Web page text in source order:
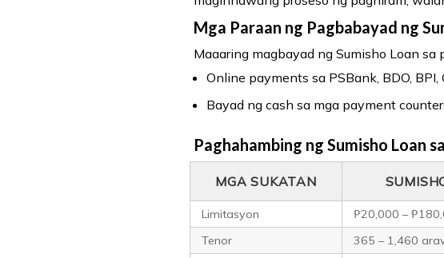
Mga Paraan ng Pagbabayad ng
Maaaring magbayad ng Sumisho Loan sa
Online payments sa PSBank, BDO, BPI,
Bayad ng cash sa mga payment
Paghahambing ng Sumisho Loan
MGA SUKATAN
Limitasyon ₱20,000 –
Tenor
365 – 1,460